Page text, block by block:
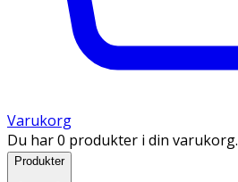
Varukorg
Du har 0 produkter i din varukorg.
Produkter